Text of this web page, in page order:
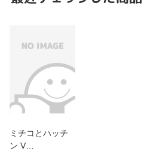
ミチコとハッチ
ン V…